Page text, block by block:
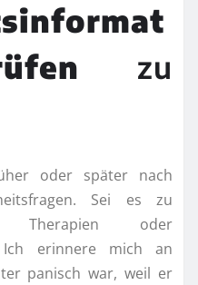
zu
oder später nach
Sei es zu
Therapien oder
Ich erinnere mich an
panisch war, weil er